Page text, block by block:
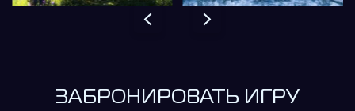
ЗАБРОНИРОВАТЬ ИГРУ